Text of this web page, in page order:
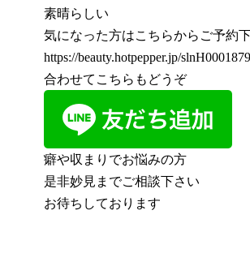
素晴らしい
気になった方はこちらからご予約
https://beauty.hotpepper.jp/
合わせてこちらもどうぞ
癖や収まりでお悩みの方
是非妙見までご相談下さい
お待ちしております